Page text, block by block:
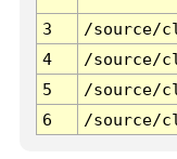
3 /source/
4
/source/
5
/source/
6
/source/